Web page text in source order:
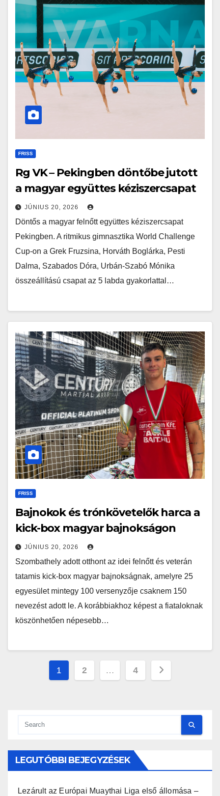
FRISS
Rg VK – Pekingben döntőbe jutott
a magyar együttes kéziszercsapat
JÚNIUS 20, 2026
Döntős a magyar felnőtt együttes kéziszercsapat
Pekingben. A ritmikus gimnasztika World Challenge
Cup-on a Grek Fruzsina, Horváth Boglárka, Pesti
Dalma, Szabados Dóra, Urbán-Szabó Mónika
összeállítású csapat az 5 labda gyakorlattal…
FRISS
Bajnokok és trónkövetelők harca a
kick-box magyar bajnokságon
JÚNIUS 20, 2026
Szombathely adott otthont az idei felnőtt és veterán
tatamis kick-box magyar bajnokságnak, amelyre 25
egyesület mintegy 100 versenyzője csaknem 150
nevezést adott le. A korábbiakhoz képest a fiataloknak
köszönhetően népesebb…
Bejegyzések
1 2 … 4
LEGUTÓBBI BEJEGYZÉSEK
Lezárult az Európai Muaythai Liga első állomása –